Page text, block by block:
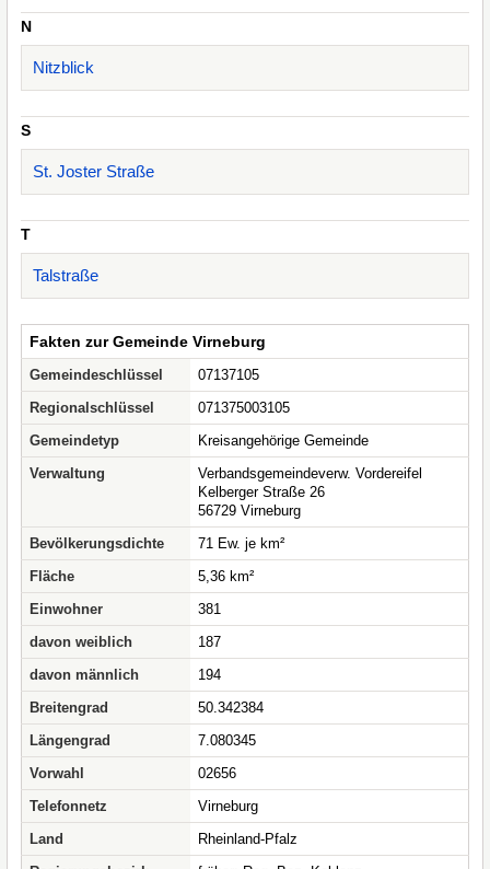
N
Nitzblick
S
St. Joster Straße
T
Talstraße
Fakten zur Gemeinde Virneburg
Gemeindeschlüssel
07137105
Regionalschlüssel
071375003105
Gemeindetyp
Kreisangehörige Gemeinde
Verwaltung
Verbandsgemeindeverw. Vordereifel
Kelberger Straße 26
56729 Virneburg
Bevölkerungsdichte
71 Ew. je km²
Fläche
5,36 km²
Einwohner
381
davon weiblich
187
davon männlich
194
Breitengrad
50.342384
Längengrad
7.080345
Vorwahl
02656
Telefonnetz
Virneburg
Land
Rheinland-Pfalz